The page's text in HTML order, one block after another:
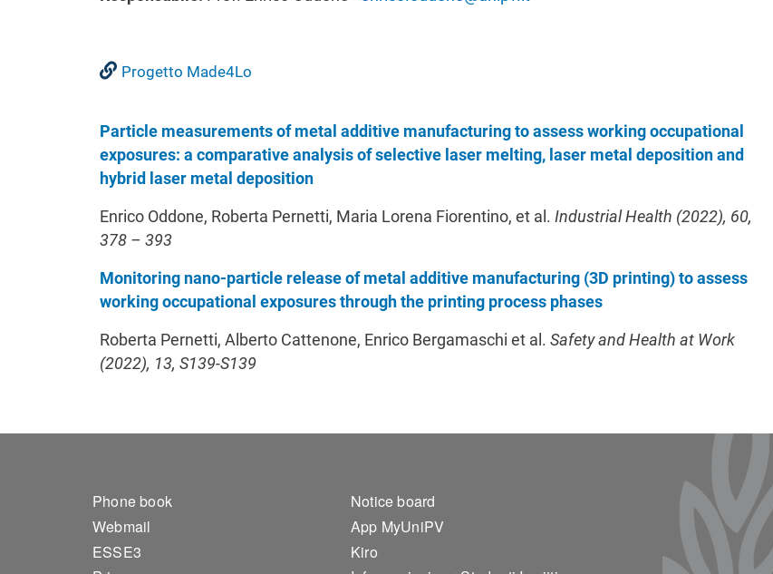
Progetto Made4Lo
Particle measurements of metal additive manufacturing to assess working occupational
exposures: a comparative analysis of selective laser melting, laser metal deposition and
hybrid laser metal deposition
Enrico Oddone, Roberta Pernetti, Maria Lorena Fiorentino, et al. Industrial Health (2022), 60,
378 – 393
Monitoring nano-particle release of metal additive manufacturing (3D printing) to assess
working occupational exposures through the printing process phases
Roberta Pernetti, Alberto Cattenone, Enrico Bergamaschi et al. Safety and Health at Work
(2022), 13, S139-S139
Footer 1
Phone book
Webmail
ESSE3
Footer 2
Notice board
App MyUniPV
Kiro